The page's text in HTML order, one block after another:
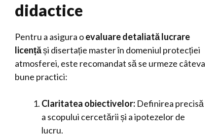
didactice
Pentru a asigura oevaluare detaliată lucrare
licențăși disertație master în domeniul protecției
atmosferei, este recomandat să se urmeze câteva
bune practici:
Claritatea obiectivelor: Definirea precisă
a scopului cercetării și a ipotezelor de
lucru.